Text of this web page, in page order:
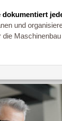
dokumentiert
und
die